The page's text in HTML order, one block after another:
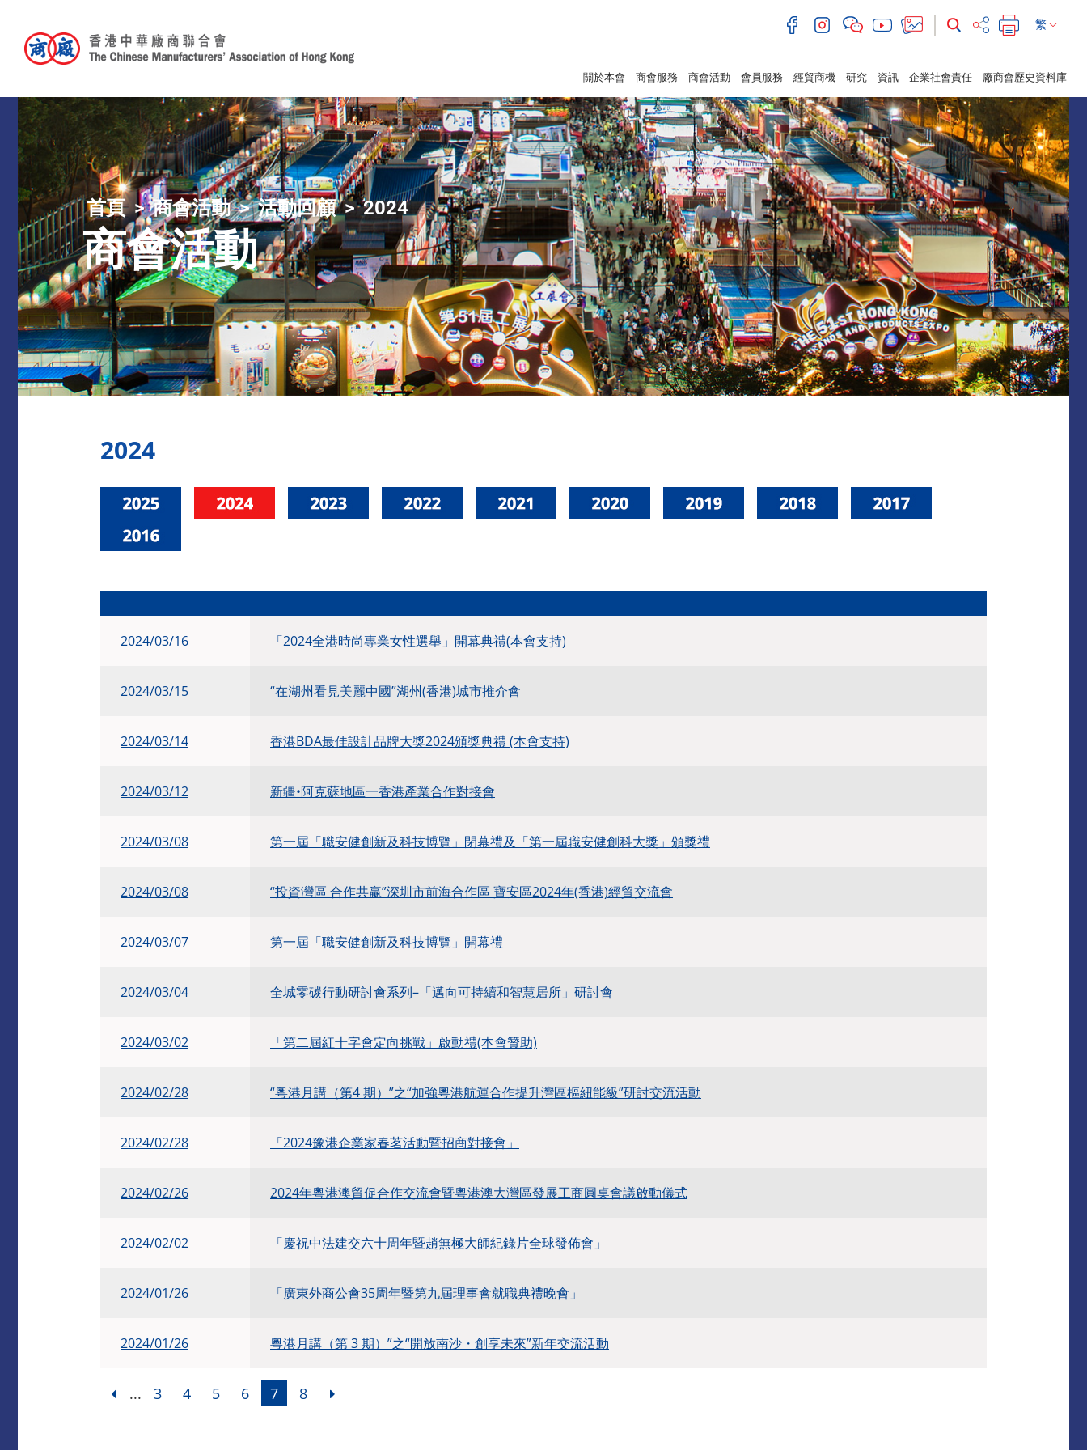
繁
關於本會 商會服務 商會活動 會員服務 經貿商機 研究 資訊 企業社會責任 廠商會歷史資料庫
首頁 商會活動 活動回顧 2024
商會活動
2024
2024/03/16 「2024全港時尚專業女性選舉」開幕典禮(本會支持)
2024/03/15 “在湖州看見美麗中國”湖州(香港)城市推介會
​2024/03/14 香港BDA最佳設計品牌大獎2024頒獎典禮 (本會支持)
2024/03/12 新疆•阿克蘇地區一香港產業合作對接會
2024/03/08 第一屆「職安健創新及科技博覽」閉幕禮及「第一屆職安健創科大獎」頒獎禮
2024/03/08 “投資灣區 合作共赢”深圳市前海合作區 寶安區2024年(香港)經貿交流會
2024/03/07 第一屆「職安健創新及科技博覽」開幕禮
2024/03/04 全城零碳行動研討會系列–「邁向可持續和智慧居所」研討會
​2024/03/02 「第二屆紅十字會定向挑戰」啟動禮(本會贊助)
2024/02/28 “粵港月講（第4 期）”之“加強粵港航運合作提升灣區樞紐能級”研討交流活動
2024/02/28 「2024豫港企業家春茗活動暨招商對接會」
2024/02/26 2024年粵港澳貿促合作交流會暨粵港澳大灣區發展工商圓桌會議啟動儀式
2024/02/02 「慶祝中法建交六十周年暨趙無極大師紀錄片全球發佈會」
2024/01/26 「廣東外商公會35周年暨第九屆理事會就職典禮晚會」
​2024/01/26 粵港月講（第 3 期）”之“開放南沙・創享未來”新年交流活動
... 3 4 5 6 7 8